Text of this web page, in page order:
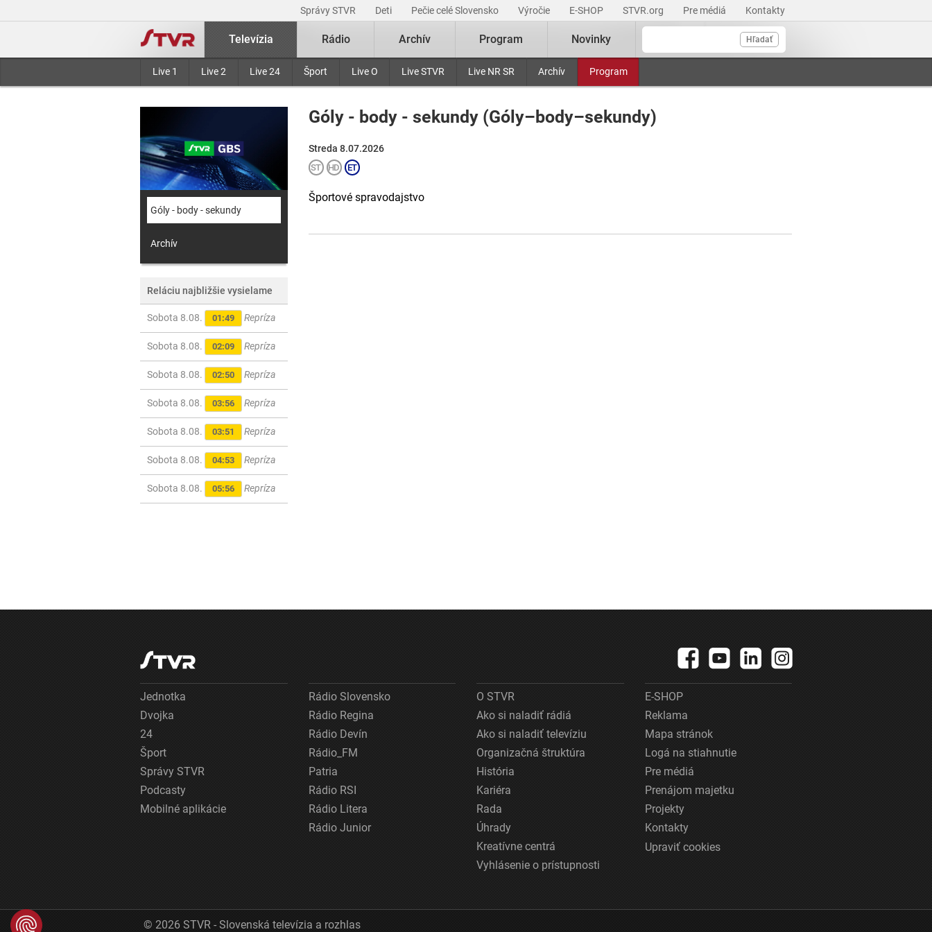
Správy STVR Deti Pečie celé Slovensko Výročie E-SHOP STVR.org Pre médiá Kontakty
Hľadať
Televízia
Live 1 Live 2 Live 24 Šport Live O Live STVR Live NR SR Archív Program
Rádio Archív Program Novinky
Góly - body - sekundy
Archív
Reláciu najbližšie vysielame
Sobota 8.08. 01:49 Repríza
Sobota 8.08. 02:09 Repríza
Sobota 8.08. 02:50 Repríza
Sobota 8.08. 03:56 Repríza
Sobota 8.08. 03:51 Repríza
Sobota 8.08. 04:53 Repríza
Sobota 8.08. 05:56 Repríza
Góly - body - sekundy (Góly–body–sekundy)
Streda 8.07.2026
Športové spravodajstvo
Jednotka
Dvojka
24
Šport
Správy STVR
Podcasty
Mobilné aplikácie
Rádio Slovensko
Rádio Regina
Rádio Devín
Rádio_FM
Patria
Rádio RSI
Rádio Litera
Rádio Junior
O STVR
Ako si naladiť rádiá
Ako si naladiť televíziu
Organizačná štruktúra
História
Kariéra
Rada
Úhrady
Kreatívne centrá
Vyhlásenie o prístupnosti
E-SHOP
Reklama
Mapa stránok
Logá na stiahnutie
Pre médiá
Prenájom majetku
Projekty
Kontakty
Upraviť cookies
© 2026 STVR - Slovenská televízia a rozhlas